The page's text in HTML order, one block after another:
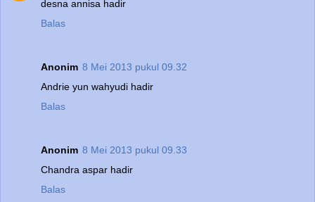
desna annisa hadir
Balas
Anonim 8 Mei 2013 pukul 09.32
Andrie yun wahyudi hadir
Balas
Anonim 8 Mei 2013 pukul 09.33
Chandra aspar hadir
Balas